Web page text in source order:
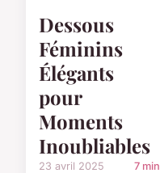
Dessous
Féminins
Élégants
pour
Moments
Inoubliables
23 avril 2025 7 min